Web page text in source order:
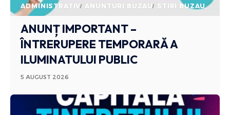
ADMINISTRATIV ANUNTURI BUZAU STIRI BUZAU
ANUNȚ IMPORTANT –
ÎNTRERUPERE TEMPORARĂ A
ILUMINATULUI PUBLIC
5 AUGUST 2026